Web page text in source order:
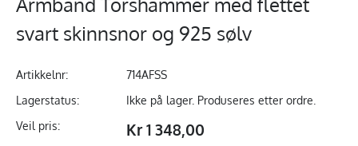
svart skinnsnor og 925 sølv
Artikkelnr:
714AFSS
Lagerstatus:
Ikke på lager. Produseres etter ordre.
Veil pris:
Kr 1 348,00